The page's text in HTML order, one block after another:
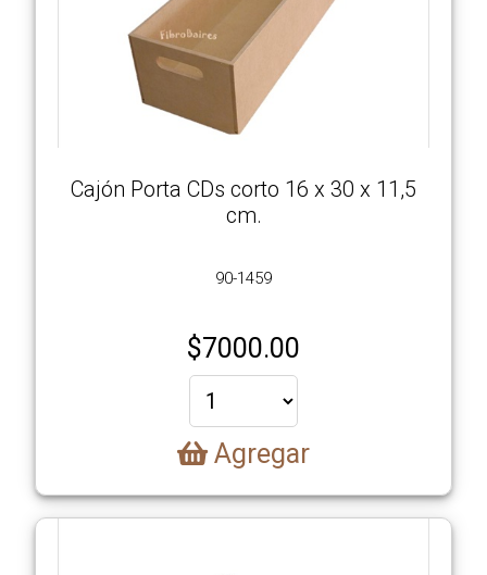
Cajón Porta CDs corto 16 x 30 x 11,5
cm.
90-1459
$7000.00
Agregar